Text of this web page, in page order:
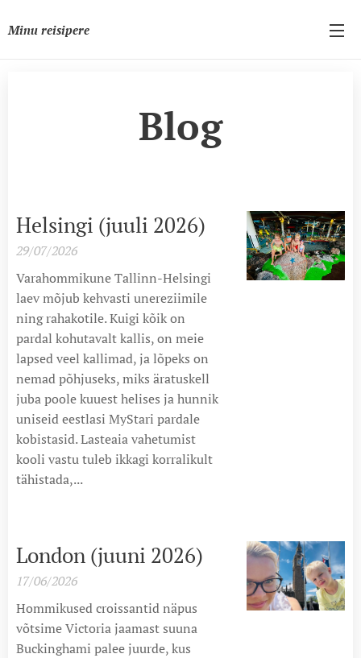
Minu reisipere
Blog
Helsingi (juuli 2026)
29/07/2026
Varahommikune Tallinn-Helsingi
laev mõjub kehvasti unereziimile
ning rahakotile. Kuigi kõik on
pardal kohutavalt kallis, on meie
lapsed veel kallimad, ja lõpeks on
nemad põhjuseks, miks äratuskell
juba poole kuuest helises ja hunnik
uniseid eestlasi MyStari pardale
kobistasid. Lasteaia vahetumist
kooli vastu tuleb ikkagi korralikult
tähistada,...
London (juuni 2026)
17/06/2026
Hommikused croissantid näpus
võtsime Victoria jaamast suuna
Buckinghami palee juurde, kus